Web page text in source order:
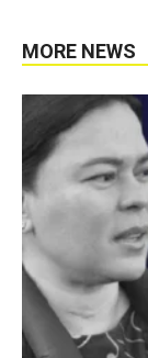
MORE NEWS